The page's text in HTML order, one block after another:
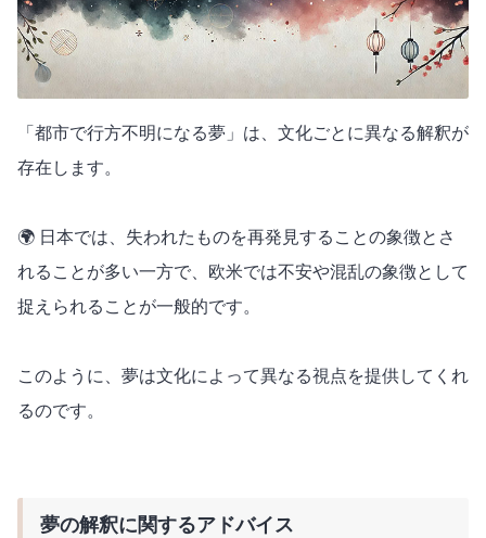
「都市で行方不明になる夢」は、文化ごとに異なる解釈が
存在します。
🌍 日本では、失われたものを再発見することの象徴とさ
れることが多い一方で、欧米では不安や混乱の象徴として
捉えられることが一般的です。
このように、夢は文化によって異なる視点を提供してくれ
るのです。
夢の解釈に関するアドバイス